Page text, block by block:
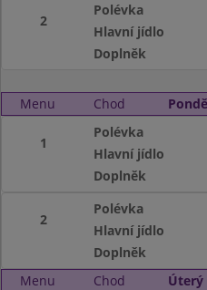
2
Polévka
Hlavní jídlo
Doplněk
Menu Chod
1
Polévka
Hlavní jídlo
Doplněk
2
Polévka
Hlavní jídlo
Doplněk
Menu
Chod Úterý